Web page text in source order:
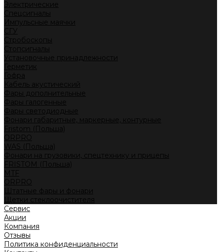
Электрические
Спецсигналы
Импульсные маячки
СГУ
Стробоскопы
Стопсигналы
Установочные принадлежности
Герметик
Гофра
Кабель акустический
Фары дополнительные
Фары галогенные
Фары светодиодные
Фонари габаритные, маркерные, контурные
Fristom (Польша)
ORPRO
WAS (Польша)
Фонари на грузовики, спецтехнику и прицепы
FRISTOM (Польша)
MTF
ORPRO
Штатные фары и фонари
Щетки стеклоочистителя
Сервис
Акции
Компания
Отзывы
Политика конфиденциальности